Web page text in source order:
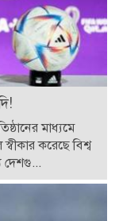
মাধ্যমে
করেছে বিশ্ব
দেশগু...